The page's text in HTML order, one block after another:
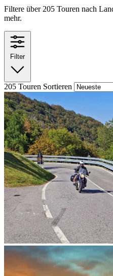
Filtere über 205 Touren nach
mehr.
Filter
205 Touren Sortieren